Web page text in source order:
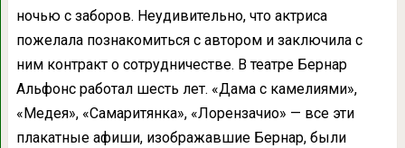
ночью с заборов. Неудивительно, что актриса
пожелала познакомиться с автором и заключила с
ним контракт о сотрудничестве. В театре Бернар
Альфонс работал шесть лет. «Дама с камелиями»,
«Медея», «Самаритянка», «Лорензачио» — все эти
плакатные афиши, изображавшие Бернар, были